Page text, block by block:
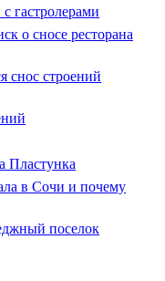
гастролерами
о сносе ресторана
снос строений
Пластунка
в Сочи и почему
поселок